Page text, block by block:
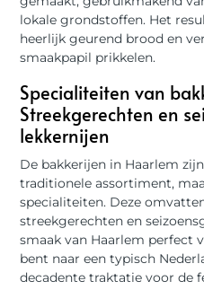
lokale grondstoffen. Het
heerlijk geurend brood en
smaakpapil prikkelen.
Specialiteiten van
Streekgerechten en
lekkernijen
De bakkerijen in Haarlem
traditionele assortiment,
specialiteiten. Deze
streekgerechten en
smaak van Haarlem perfect
bent naar een typisch
decadente traktatie voor de